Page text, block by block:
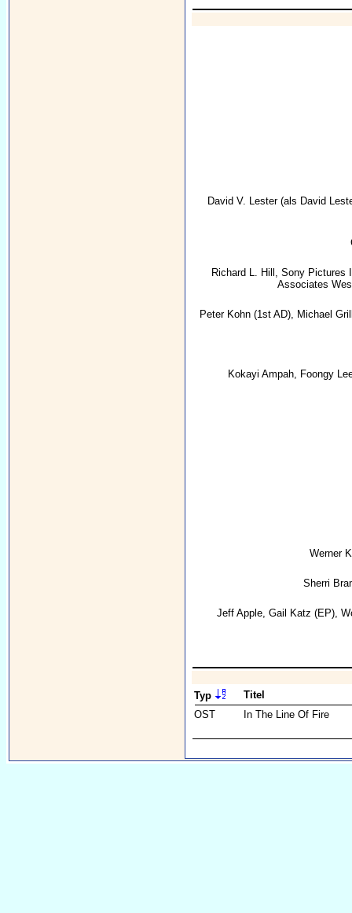
David V. Lester(als David
Richard L. Hill ,Sony Pictures
Associates
Peter Kohn (1st AD), Michael
Kokayi Ampah, Foongy
Werner
Sherri
Jeff Apple, Gail Katz (EP),
Typ
Titel
OST
In The Line Of Fire